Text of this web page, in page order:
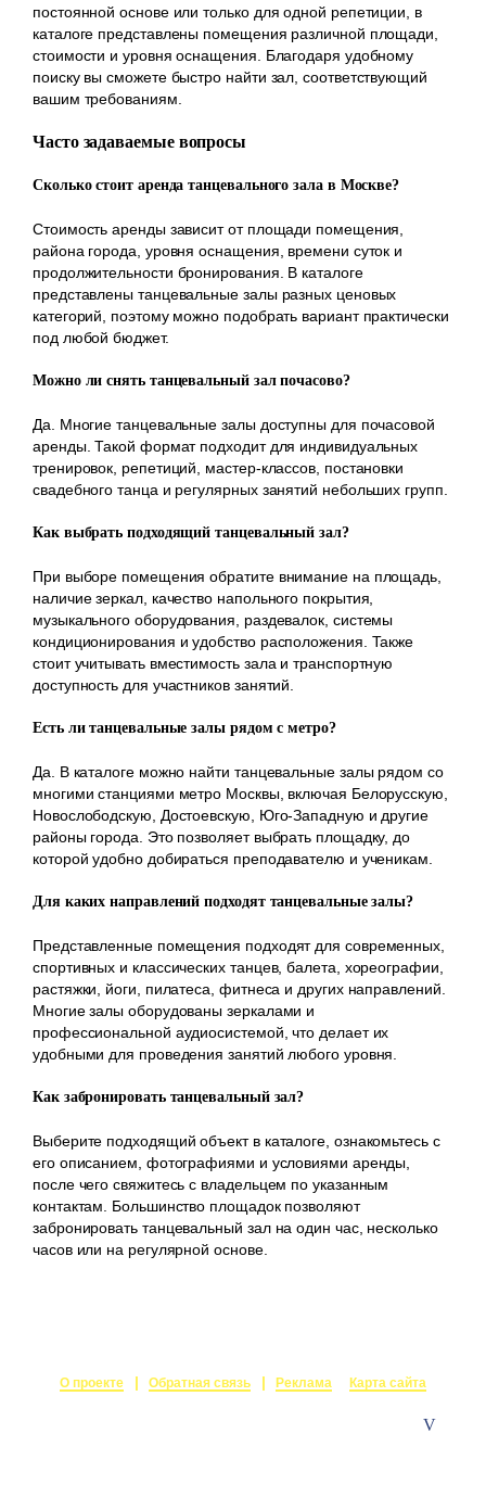
постоянной основе или только для одной репетиции, в
каталоге представлены помещения различной площади,
стоимости и уровня оснащения. Благодаря удобному
поиску вы сможете быстро найти зал, соответствующий
вашим требованиям.
Часто задаваемые вопросы
Сколько стоит аренда танцевального зала в Москве?
Стоимость аренды зависит от площади помещения,
района города, уровня оснащения, времени суток и
продолжительности бронирования. В каталоге
представлены танцевальные залы разных ценовых
категорий, поэтому можно подобрать вариант практически
под любой бюджет.
Можно ли снять танцевальный зал почасово?
Да. Многие танцевальные залы доступны для почасовой
аренды. Такой формат подходит для индивидуальных
тренировок, репетиций, мастер-классов, постановки
свадебного танца и регулярных занятий небольших групп.
Как выбрать подходящий танцевальный зал?
При выборе помещения обратите внимание на площадь,
наличие зеркал, качество напольного покрытия,
музыкального оборудования, раздевалок, системы
кондиционирования и удобство расположения. Также
стоит учитывать вместимость зала и транспортную
доступность для участников занятий.
Есть ли танцевальные залы рядом с метро?
Да. В каталоге можно найти танцевальные залы рядом со
многими станциями метро Москвы, включая Белорусскую,
Новослободскую, Достоевскую, Юго-Западную и другие
районы города. Это позволяет выбрать площадку, до
которой удобно добираться преподавателю и ученикам.
Для каких направлений подходят танцевальные залы?
Представленные помещения подходят для современных,
спортивных и классических танцев, балета, хореографии,
растяжки, йоги, пилатеса, фитнеса и других направлений.
Многие залы оборудованы зеркалами и
профессиональной аудиосистемой, что делает их
удобными для проведения занятий любого уровня.
Как забронировать танцевальный зал?
Выберите подходящий объект в каталоге, ознакомьтесь с
его описанием, фотографиями и условиями аренды,
после чего свяжитесь с владельцем по указанным
контактам. Большинство площадок позволяют
забронировать танцевальный зал на один час, несколько
часов или на регулярной основе.
О проекте Обратная связь Реклама Карта сайта